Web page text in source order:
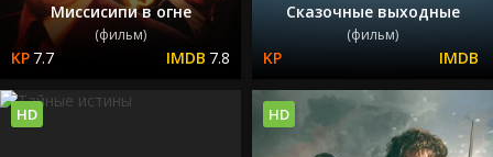
Миссисипи в огне
(фильм)
7.7 7.8
Сказочные выходные
(фильм)
HD HD